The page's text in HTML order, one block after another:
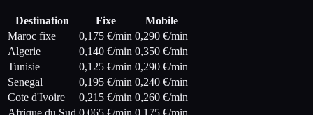
Destination Fixe
Mobile
Maroc fixe
0,175 €/min 0,290 €/min
Algerie
0,140 €/min 0,350 €/min
Tunisie
0,125 €/min 0,290 €/min
Senegal
0,195 €/min 0,240 €/min
Cote d'Ivoire
0,215 €/min 0,260 €/min